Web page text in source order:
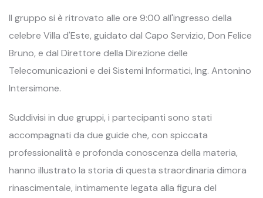
Il gruppo si è ritrovato alle ore 9:00 all'ingresso della
celebre Villa d'Este, guidato dal Capo Servizio, Don Felice
Bruno, e dal Direttore della Direzione delle
Telecomunicazioni e dei Sistemi Informatici, Ing. Antonino
Intersimone.
Suddivisi in due gruppi, i partecipanti sono stati
accompagnati da due guide che, con spiccata
professionalità e profonda conoscenza della materia,
hanno illustrato la storia di questa straordinaria dimora
rinascimentale, intimamente legata alla figura del